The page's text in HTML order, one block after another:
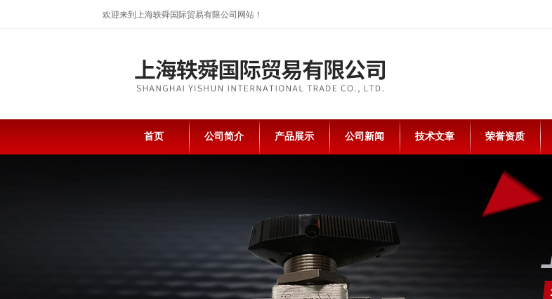
欢迎来到上海轶舜国际贸易有限公司网站！
首页 公司简介 产品展示 公司新闻 技术文章 荣誉资质